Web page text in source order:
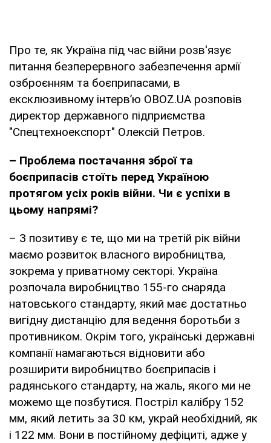
Про те, як Україна під час війни розв'язує
питання безперервного забезпечення армії
озброєнням та боєприпасами, в
ексклюзивному інтерв’ю OBOZ.UA розповів
директор державного підприємства
"Спецтехноекспорт" Олексій Петров.
– Проблема постачання зброї та
боєприпасів стоїть перед Україною
протягом усіх років війни. Чи є успіхи в
цьому напрямі?
– З позитиву є те, що ми на третій рік війни
маємо розвиток власного виробництва,
зокрема у приватному секторі. Україна
розпочала виробництво 155-го снаряда
натовського стандарту, який має достатньо
вигідну дистанцію для ведення боротьби з
противником. Окрім того, українські державні
компанії намагаються відновити або
розширити виробництво боєприпасів і
радянського стандарту, на жаль, якого ми не
можемо ще позбутися. Постріл калібру 152
мм, який летить за 30 км, украй необхідний, як
і 122 мм. Вони в постійному дефіциті, адже у